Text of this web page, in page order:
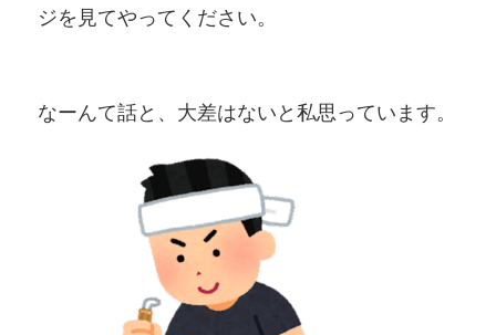
ジを見てやってください。
なーんて話と、大差はないと私思っています。